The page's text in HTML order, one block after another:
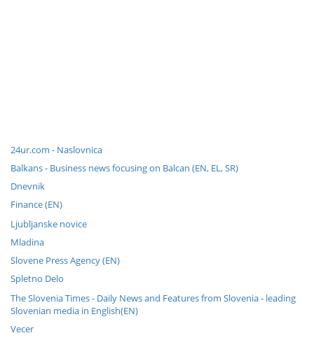
24ur.com - Naslovnica
Balkans - Business news focusing on Balcan (EN, EL, SR)
Dnevnik
Finance (EN)
Ljubljanske novice
Mladina
Slovene Press Agency (EN)
Spletno Delo
The Slovenia Times - Daily News and Features from Slovenia - leading
Slovenian media in English(EN)
Vecer